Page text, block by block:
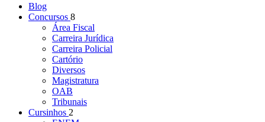
Blog
Concursos 8
Área Fiscal
Carreira Jurídica
Carreira Policial
Cartório
Diversos
Magistratura
OAB
Tribunais
Cursinhos 2